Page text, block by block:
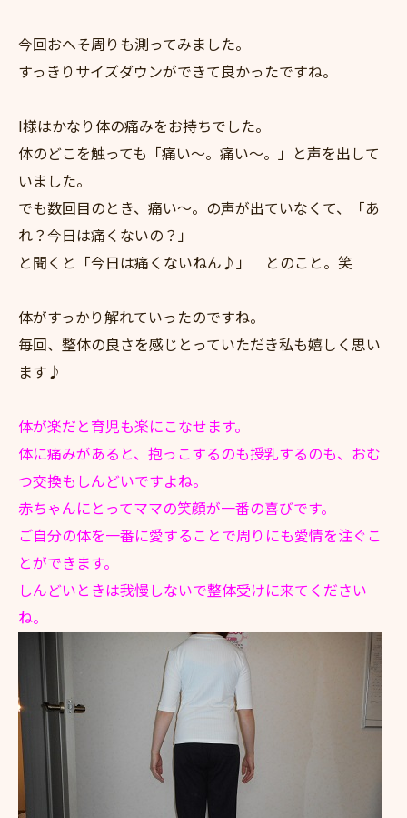
今回おへそ周りも測ってみました。
すっきりサイズダウンができて良かったですね。
I様はかなり体の痛みをお持ちでした。
体のどこを触っても「痛い～。痛い～。」と声を出して
いました。
でも数回目のとき、痛い～。の声が出ていなくて、「あ
れ？今日は痛くないの？」
と聞くと「今日は痛くないねん♪」 とのこと。笑
体がすっかり解れていったのですね。
毎回、整体の良さを感じとっていただき私も嬉しく思い
ます♪
体が楽だと育児も楽にこなせます。
体に痛みがあると、抱っこするのも授乳するのも、おむ
つ交換もしんどいですよね。
赤ちゃんにとってママの笑顔が一番の喜びです。
ご自分の体を一番に愛することで周りにも愛情を注ぐこ
とができます。
しんどいときは我慢しないで整体受けに来てください
ね。